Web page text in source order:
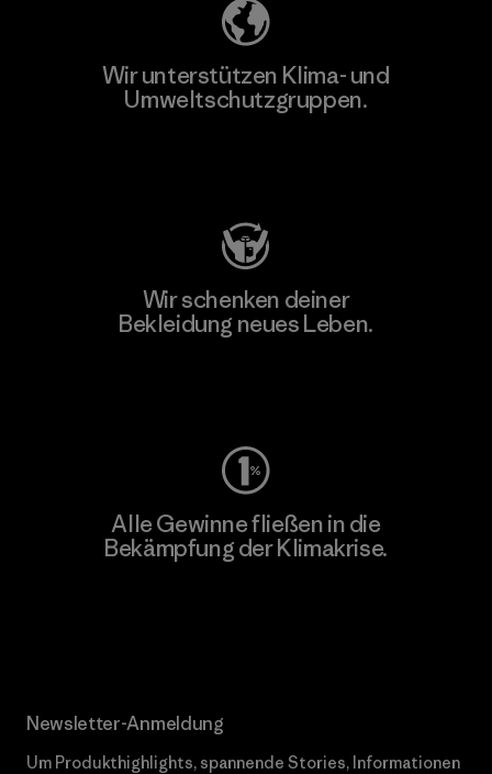
Wir unterstützen Klima- und
Umweltschutzgruppen.
Wir schenken deiner
Bekleidung neues Leben.
Alle Gewinne fließen in die
Bekämpfung der Klimakrise.
Newsletter-Anmeldung
Um Produkthighlights, spannende Stories, Informationen